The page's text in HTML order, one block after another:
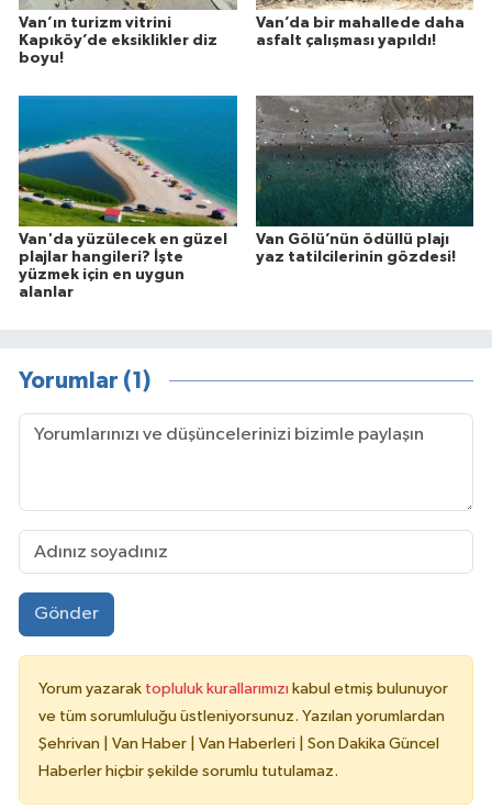
Van’ın turizm vitrini
Kapıköy’de eksiklikler diz
boyu!
Van’da bir mahallede daha
asfalt çalışması yapıldı!
Van'da yüzülecek en güzel
plajlar hangileri? İşte
yüzmek için en uygun
alanlar
Van Gölü’nün ödüllü plajı
yaz tatilcilerinin gözdesi!
Yorumlar (1)
Gönder
Yorum yazarak topluluk kurallarımızı kabul etmiş bulunuyor
ve tüm sorumluluğu üstleniyorsunuz. Yazılan yorumlardan
Şehrivan | Van Haber | Van Haberleri | Son Dakika Güncel
Haberler hiçbir şekilde sorumlu tutulamaz.